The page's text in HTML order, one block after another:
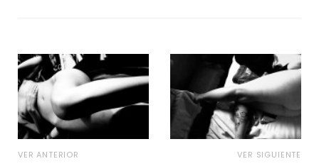
VER ANTERIOR VER SIGUIENTE